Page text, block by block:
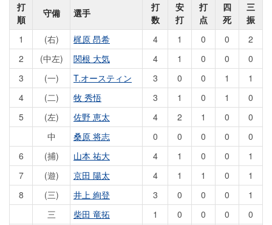
打
順
守備 選手
打
数
安
打
打
点
四
死
三
振
1
(右) 梶原 昂希 4 1 0 0
2
2
(中左) 関根 大気 4 1 0 0
0
3
(一) T.オースティン 3 0 0 1
1
4
(二) 牧 秀悟 3 1 0 1
0
5
(左) 佐野 恵太 4 2 1 0
0
中
桑原 将志 0 0 0 0
0
6
(捕) 山本 祐大 4 1 0 0
1
7
(遊) 京田 陽太 4 1 1 0
1
8
(三) 井上 絢登 3 0 0 0
1
三
柴田 竜拓 1 0 0 0
0